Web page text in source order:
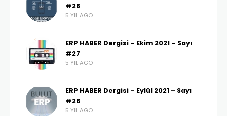
#28
5 YIL AGO
ERP HABER Dergisi – Ekim 2021 – Sayı
#27
5 YIL AGO
ERP HABER Dergisi – Eylül 2021 – Sayı
#26
5 YIL AGO